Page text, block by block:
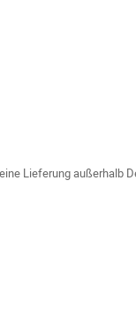
Lieferung außerhalb